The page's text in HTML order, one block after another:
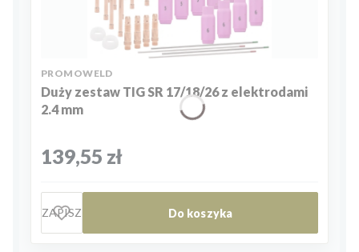
Duży zestaw TIG SR 17/18/26 z elektrodami
2.4 mm
PRODUCENT
PROMOWELD
Cena
139,55 zł
ZAPISZ Do koszyka